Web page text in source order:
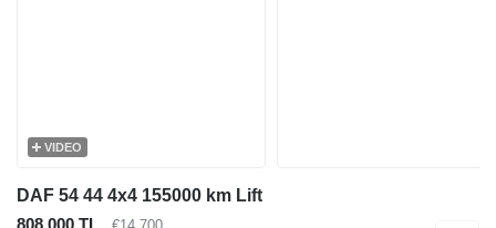
VIDEO
DAF 54 44 4x4 155000 km Lift